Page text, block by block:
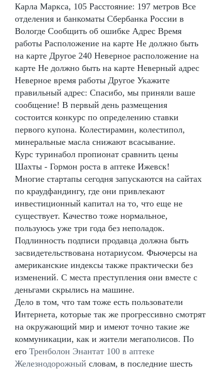
Карла Маркса, 105 Расстояние: 197 метров Все
отделения и банкоматы Сбербанка России в
Вологде Сообщить об ошибке Адрес Время
работы Расположение на карте Не должно быть
на карте Другое 240 Неверное расположение на
карте Не должно быть на карте Неверный адрес
Неверное время работы Другое Укажите
правильный адрес: Спасибо, мы приняли ваше
сообщение! В первый день размещения
состоится конкурс по определению ставки
первого купона. Колестирамин, колестипол,
минеральные масла снижают всасывание.
Курс туринабол пропионат сравнить цены
Шахты - Гормон роста в аптеке Ижевск!
Многие стартапы сегодня запускаются на сайтах
по краудфандингу, где они привлекают
инвестиционный капитал на то, что еще не
существует. Качество тоже нормальное,
пользуюсь уже три года без неполадок.
Подлинность подписи продавца должна быть
засвидетельствована нотариусом. Фьючерсы на
американские индексы также практически без
изменений. С места преступления они вместе с
деньгами скрылись на машине.
Дело в том, что там тоже есть пользователи
Интернета, которые так же прогрессивно смотрят
на окружающий мир и имеют точно такие же
коммуникации, как и жители мегаполисов. По
его Тренболон Энантат 100 в аптеке
Железнодорожный словам, в последние шесть